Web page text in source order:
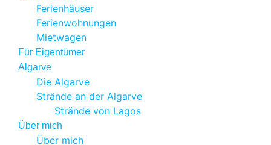
Ferienhäuser
Ferienwohnungen
Mietwagen
Für Eigentümer
Algarve
Die Algarve
Strände an der Algarve
Strände von Lagos
Über mich
Über mich